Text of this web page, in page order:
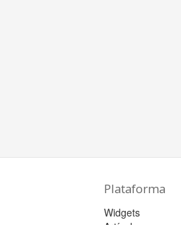
Plataforma
Widgets